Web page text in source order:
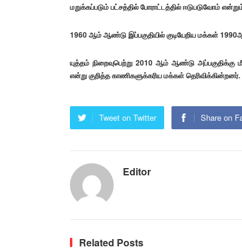
மறுக்கப்படும் பட்சத்தில் போராட்டத்தில் ஈடுபடுவோம்
1960 ஆம் ஆண்டு இப்பகுதியில் குடியேறிய மக்கள்
யுத்தம் நிறைவுபெற்று 2010 ஆம் ஆண்டு
என்று குறித்த காணிகளுக்கரிய மக்கள் தெரிவிக்கின்றனர்.
Tweet on Twitter Share on
Editor
Related Posts